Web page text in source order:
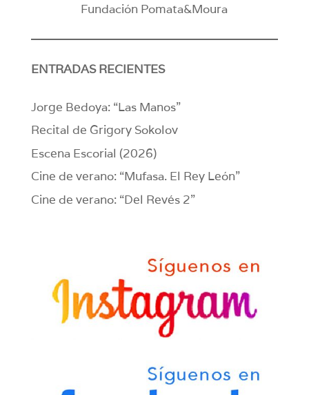
Fundación Pomata&Moura
ENTRADAS RECIENTES
Jorge Bedoya: “Las Manos”
Recital de Grigory Sokolov
Escena Escorial (2026)
Cine de verano: “Mufasa. El Rey León”
Cine de verano: “Del Revés 2”